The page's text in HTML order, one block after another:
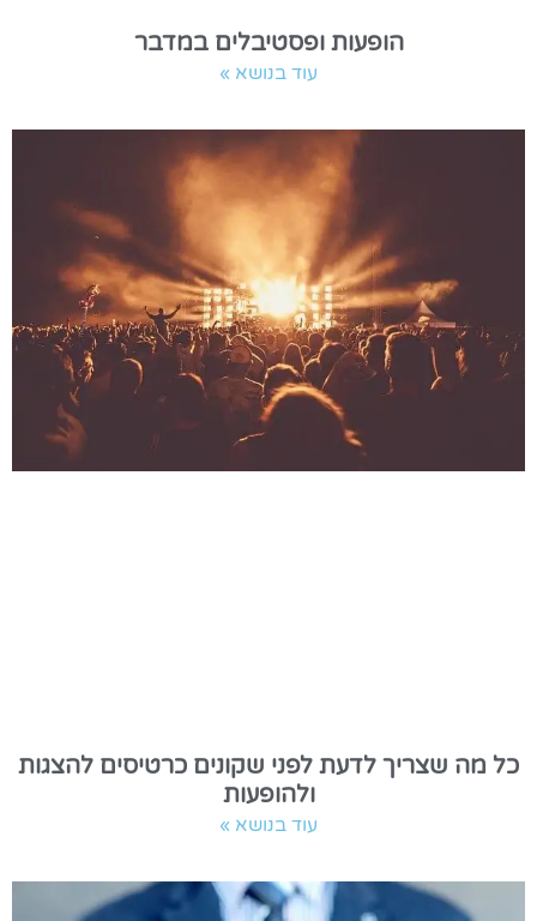
הופעות ופסטיבלים במדבר
עוד בנושא »
כל מה שצריך לדעת לפני שקונים כרטיסים להצגות
ולהופעות
עוד בנושא »